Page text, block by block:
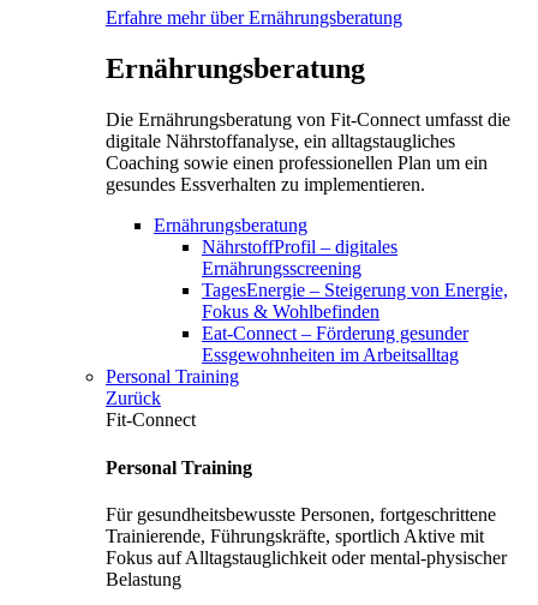
Erfahre mehr über Ernährungsberatung
Ernährungsberatung
Die Ernährungsberatung von Fit-Connect umfasst die
digitale Nährstoffanalyse, ein alltagstaugliches
Coaching sowie einen professionellen Plan um ein
gesundes Essverhalten zu implementieren.
Ernährungsberatung
NährstoffProfil – digitales
Ernährungsscreening
TagesEnergie – Steigerung von Energie,
Fokus & Wohlbefinden
Eat-Connect – Förderung gesunder
Essgewohnheiten im Arbeitsalltag
Personal Training
Zurück
Fit-Connect
Personal Training
Für gesundheitsbewusste Personen, fortgeschrittene
Trainierende, Führungskräfte, sportlich Aktive mit
Fokus auf Alltagstauglichkeit oder mental-physischer
Belastung